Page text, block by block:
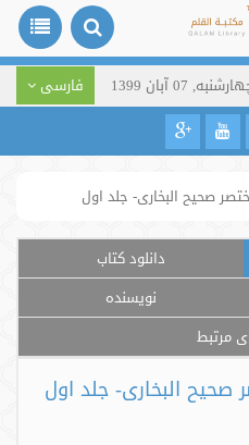
07 آبان 1399 فارسی
صحیح البخاری- جلد اول
دانلود کتاب
نویسنده
مرتبط
البخاری- جلد اول